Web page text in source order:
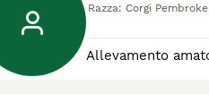
Razza: Corgi Pembroke
Allevamento